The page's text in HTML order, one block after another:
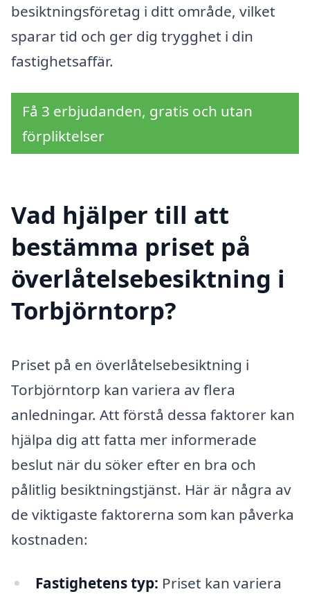
besiktningsföretag i ditt område, vilket
sparar tid och ger dig trygghet i din
fastighetsaffär.
Få 3 erbjudanden, gratis och utan
förpliktelser
Vad hjälper till att
bestämma priset på
överlåtelsebesiktning i
Torbjörntorp?
Priset på en överlåtelsebesiktning i
Torbjörntorp kan variera av flera
anledningar. Att förstå dessa faktorer kan
hjälpa dig att fatta mer informerade
beslut när du söker efter en bra och
pålitlig besiktningstjänst. Här är några av
de viktigaste faktorerna som kan påverka
kostnaden:
Fastighetens typ: Priset kan variera